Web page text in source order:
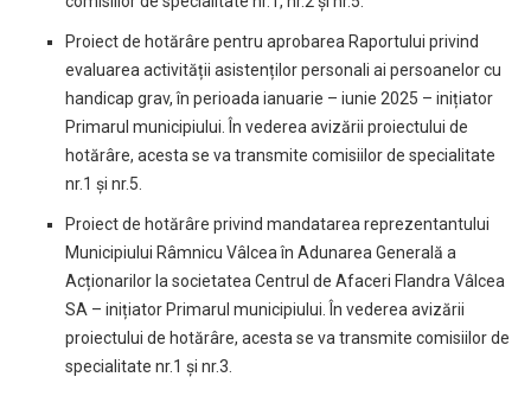
Proiect de hotărâre pentru aprobarea Raportului privind
evaluarea activității asistenților personali ai persoanelor cu
handicap grav, în perioada ianuarie – iunie 2025 – inițiator
Primarul municipiului. În vederea avizării proiectului de
hotărâre, acesta se va transmite comisiilor de specialitate
nr.1 și nr.5.
Proiect de hotărâre privind mandatarea reprezentantului
Municipiului Râmnicu Vâlcea în Adunarea Generală a
Acționarilor la societatea Centrul de Afaceri Flandra Vâlcea
SA – inițiator Primarul municipiului. În vederea avizării
proiectului de hotărâre, acesta se va transmite comisiilor de
specialitate nr.1 și nr.3.